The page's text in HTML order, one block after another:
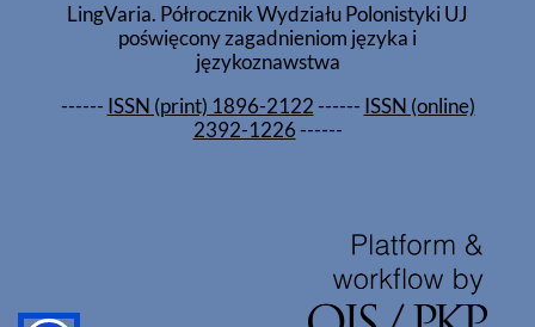
LingVaria. Półrocznik Wydziału Polonistyki UJ
poświęcony zagadnieniom języka i
językoznawstwa
------ ISSN (print) 1896-2122------ ISSN (online)
2392-1226------